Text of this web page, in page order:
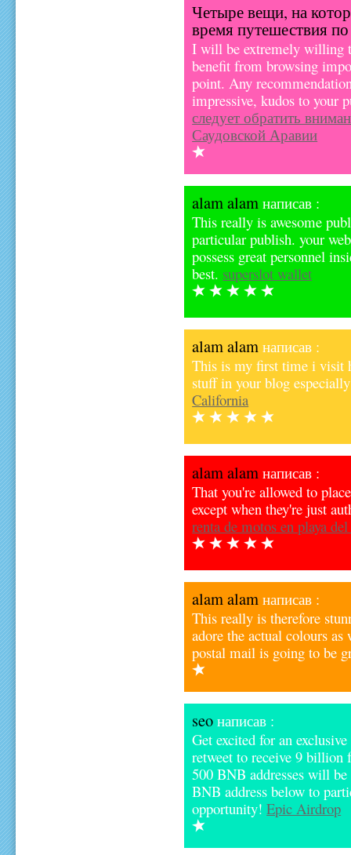
Четыре вещи, на
время путешествия
I will be extremely willing
benefit from browsing
point. Any
impressive, kudos to your
следует обратить
Саудовской Аравии
alam alam написав :
This really is awesome
particular publish. your
possess great personnel
best. superslot wallet
alam alam написав :
This is my first time i visit
stuff in your blog
California
alam alam написав :
That you're allowed to
except when they're just
renta de motos en playa
alam alam написав :
This really is therefore
adore the actual colours
postal mail is going to be
seo написав :
Get excited for an
retweet to receive 9
500 BNB addresses will
BNB address below to
opportunity!Epic Airdrop